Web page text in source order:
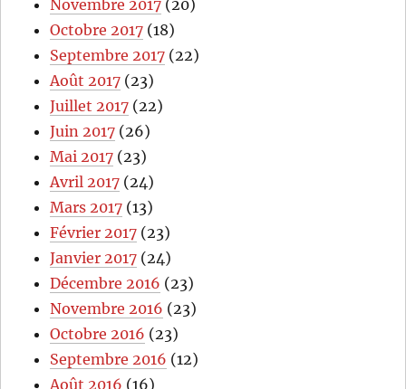
Novembre 2017 (20)
Octobre 2017 (18)
Septembre 2017 (22)
Août 2017 (23)
Juillet 2017 (22)
Juin 2017 (26)
Mai 2017 (23)
Avril 2017 (24)
Mars 2017 (13)
Février 2017 (23)
Janvier 2017 (24)
Décembre 2016 (23)
Novembre 2016 (23)
Octobre 2016 (23)
Septembre 2016 (12)
Août 2016 (16)